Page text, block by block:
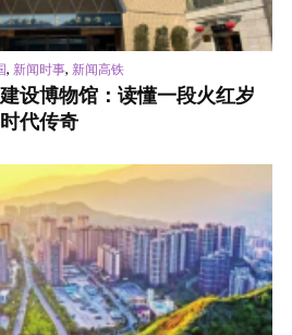
, 新闻时事, 新闻高铁
设博物馆：读懂一段火红岁
代传奇